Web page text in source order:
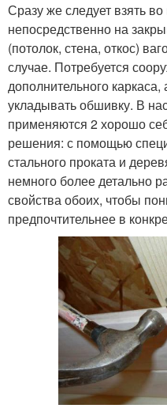
Сразу же следует взять
непосредственно на
(потолок, стена, откос)
случае. Потребуется
дополнительного
укладывать обшивку. В
применяются 2 хорошо
решения: с помощью
стального проката и
немного более детально
свойства обоих, чтобы
предпочтительнее в